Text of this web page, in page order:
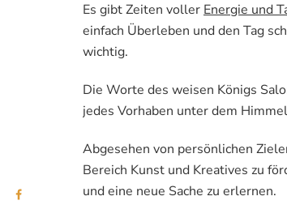
Es gibt Zeiten voller Energie und
einfach Überleben und den Tag
wichtig.
Die Worte des weisen Königs
jedes Vorhaben unter dem
Abgesehen von persönlichen
Bereich Kunst und Kreatives zu
und eine neue Sache zu erlernen.